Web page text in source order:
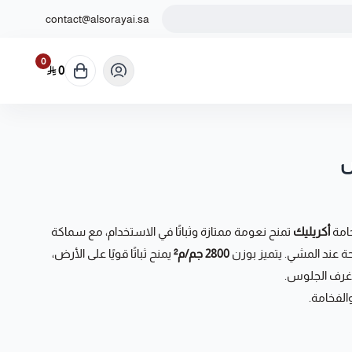
contact@alsorayai.sa
0
0
أكريليك تمنح نعومة ممتازة وثباتًا في الاستخدام، مع سماكة
عند المشي. يتميز بوزن 2800 جم/م²
يمنح ثباتًا قويًا على الأرض،
الجلوس.